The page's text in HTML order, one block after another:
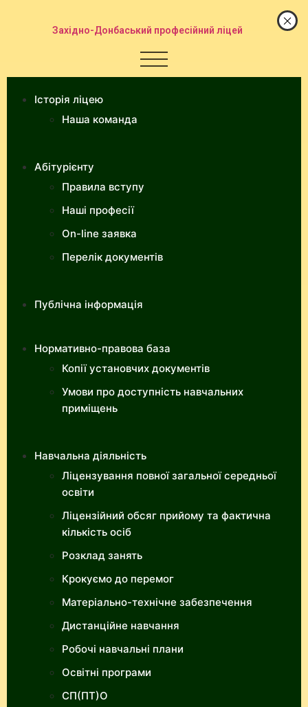
Західно-Донбаський професійний ліцей
Історія ліцею
Наша команда
Абітурієнту
Правила вступу
Наші професії
On-line заявка
Перелік документів
Публічна інформація
Нормативно-правова база
Копії установчих документів
Умови про доступність навчальних
приміщень
Навчальна діяльність
Ліцензування повної загальної середньої
освіти
Ліцензійний обсяг прийому та фактична
кількість осіб
Розклад занять
Крокуємо до перемог
Матеріально-технічне забезпечення
Дистанційне навчання
Робочі навчальні плани
Освітні програми
СП(ПТ)О